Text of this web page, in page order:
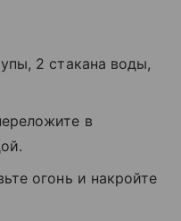
2 стакана воды,
в
огонь и накройте